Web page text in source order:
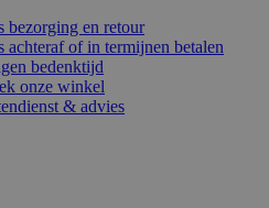
bezorging en retour
achteraf of in termijnen betalen
bedenktijd
onze winkel
& advies